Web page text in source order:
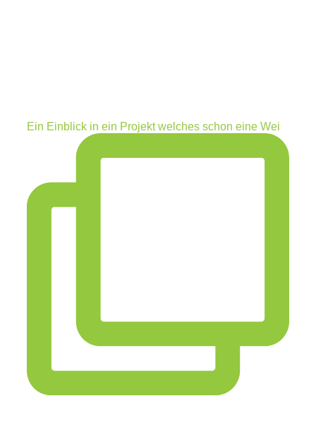
Ein Einblick in ein Projekt welches schon eine Wei